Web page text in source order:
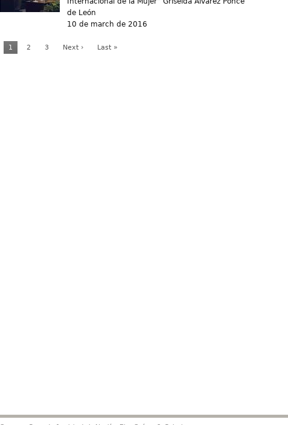
de León
10 de march de 2016
1 2 3 Next › Last »